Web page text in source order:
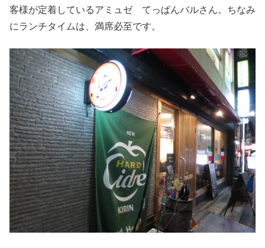
客様が定着しているアミュゼ てっぱんバルさん。ちなみ
にランチタイムは、満席必至です。